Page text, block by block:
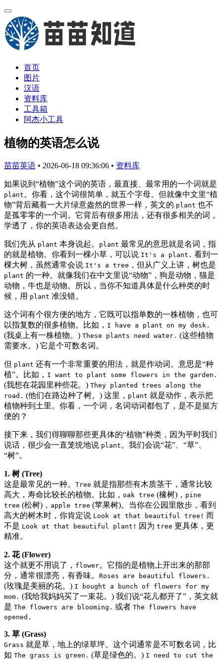
首页
图片
汉语
资料库
工具箱
阿杰小工具
植物的英语怎么说
苗苗英语 • 2026-06-18 09:36:06 • 资料库
如果说到“植物”这个词的英语，最直接、最常用的一个词就是
plant 。你看，这个词很简单，就五个字母。但就像中文里“植
物”背后藏着一大片绿意盎然的世界一样，英文的 plant 也不
是孤零零的一个词。它背后有很多用法，还有很多相关的词，
学透了，你的英语表达会更自然。
我们先从 plant 本身说起。 plant 最常见的意思就是名词，指
的就是植物。你看到一棵小草，可以说 It's a plant. 看到一
棵大树，虽然通常会说 It's a tree ，但从广义上讲，树也是
plant 的一种。就像我们在中文里说“动物”，狗是动物，猫是
动物，牛也是动物。所以，当你不知道具体是什么种类的时
候，用 plant 准没错。
这个词有个很方便的地方，它既可以指单数的一株植物，也可
以指复数的很多植物。比如， I have a plant on my desk.
(我桌上有一株植物。) These plants need water. (这些植物
需要水。) 它是个可数名词。
但 plant 还有一个非常重要的用法，就是作动词。意思是“种
植”。比如， I want to plant some flowers in the garden.
(我想在花园里种些花。) They planted trees along the
road. (他们在路边种了树。) 这里， plant 就是动作，表示把
植物种到土里。你看，一个词，名词动词都包了，是不是挺方
便的？
接下来，我们得聊聊那些更具体的“植物”种类，因为平时我们
说话，很少会一直笼统地说 plant 。我们会说“花”、“草”、
“树”。
1. 树 (Tree)
这是最常见的一种。 Tree 就是指那些有木质茎干，通常比较
高大，寿命比较长的植物。比如， oak tree (橡树)， pine
tree (松树)， apple tree (苹果树)。当你在公园里散步，看到
高大的树木时，你肯定说 Look at that beautiful tree! 而
不是 Look at that beautiful plant! 因为 tree 更具体，更
精准。
2. 花 (Flower)
这个就更不用说了， flower。它指的是植物上开出来的那部
分，通常很漂亮，有香味。 Roses are beautiful flowers.
(玫瑰是美丽的花。) I bought a bunch of flowers for my
mom. (我给我妈妈买了一束花。) 我们说“花儿都开了”，英文就
是 The flowers are blooming. 或者 The flowers have
opened.
3. 草 (Grass)
Grass 就是草，地上的绿草坪。这个词通常是不可数名词，比
如 The grass is green. (草是绿色的。) I need to cut the